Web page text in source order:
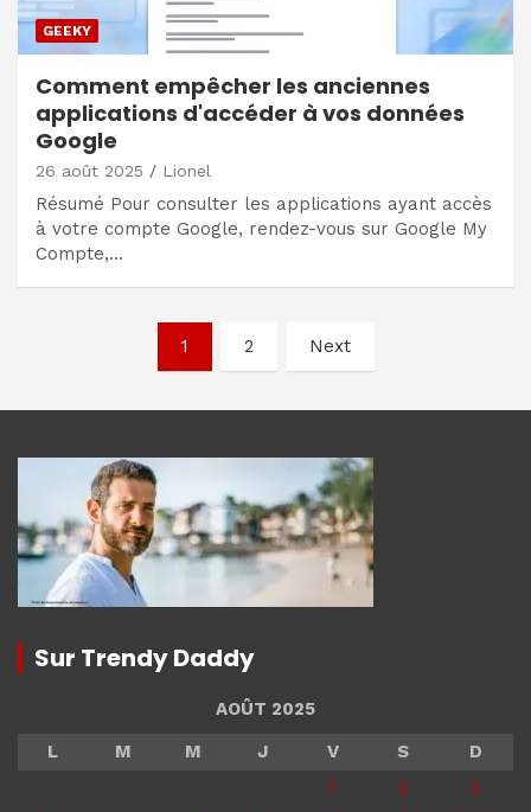
GEEKY
Comment empêcher les anciennes
applications d'accéder à vos données
Google
26 août 2025 Lionel
Résumé Pour consulter les applications ayant accès
à votre compte Google, rendez-vous sur Google My
Compte,…
articles
1 2 Next
Sur Trendy Daddy
AOÛT 2025
L
M M J V S
D
1
2
3